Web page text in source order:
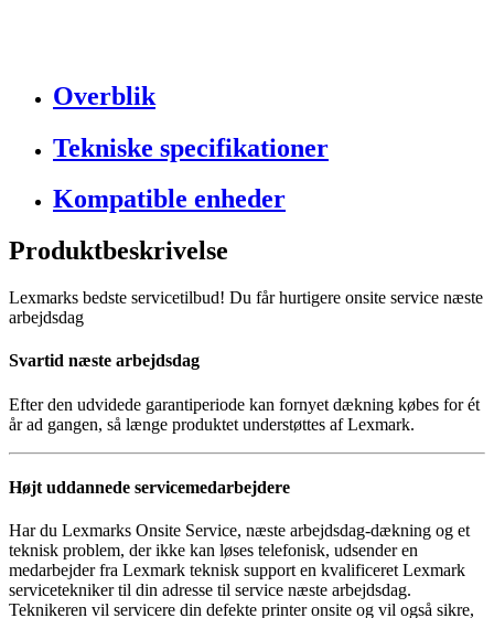
Overblik
Tekniske specifikationer
Kompatible enheder
Produktbeskrivelse
Lexmarks bedste servicetilbud! Du får hurtigere onsite service næste
arbejdsdag
Svartid næste arbejdsdag
Efter den udvidede garantiperiode kan fornyet dækning købes for ét
år ad gangen, så længe produktet understøttes af Lexmark.
Højt uddannede servicemedarbejdere
Har du Lexmarks Onsite Service, næste arbejdsdag-dækning og et
teknisk problem, der ikke kan løses telefonisk, udsender en
medarbejder fra Lexmark teknisk support en kvalificeret Lexmark
servicetekniker til din adresse til service næste arbejdsdag.
Teknikeren vil servicere din defekte printer onsite og vil også sikre,